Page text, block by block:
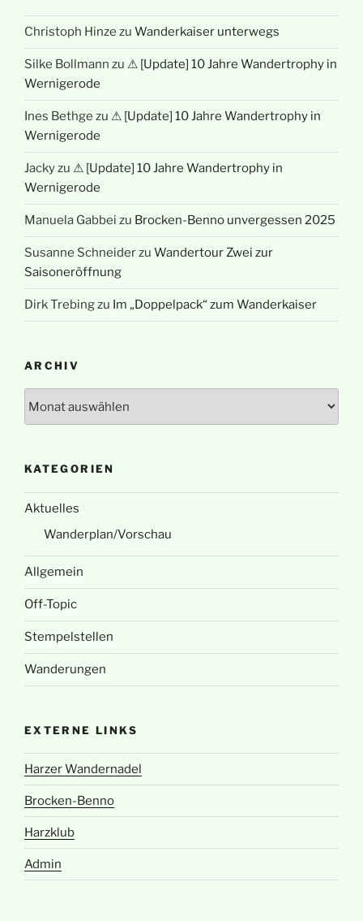
Christoph Hinze zu Wanderkaiser unterwegs
Silke Bollmann zu ⚠ [Update] 10 Jahre Wandertrophy in
Wernigerode
Ines Bethge zu ⚠ [Update] 10 Jahre Wandertrophy in
Wernigerode
Jackyzu ⚠ [Update] 10 Jahre Wandertrophy in
Wernigerode
Manuela Gabbei zu Brocken-Benno unvergessen 2025
Susanne Schneiderzu Wandertour Zwei zur
Saisoneröffnung
Dirk Trebingzu Im „Doppelpack“ zum Wanderkaiser
ARCHIV
KATEGORIEN
Aktuelles
Wanderplan/Vorschau
Allgemein
Off-Topic
Stempelstellen
Wanderungen
EXTERNE LINKS
Harzer Wandernadel
Brocken-Benno
Harzklub
Admin